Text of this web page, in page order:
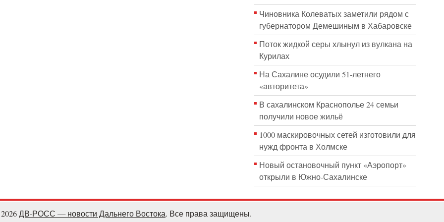
Чиновника Колеватых заметили рядом с
губернатором Демешиным в Хабаровске
Поток жидкой серы хлынул из вулкана на
Курилах
На Сахалине осудили 51-летнего
«авторитета»
В сахалинском Краснополье 24 семьи
получили новое жильё
1000 маскировочных сетей изготовили для
нужд фронта в Холмске
Новый остановочный пункт «Аэропорт»
открыли в Южно-Сахалинске
ДВ-РОСС — новости Дальнего Востока. Все права защищены.